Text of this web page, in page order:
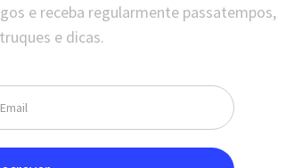
e receba regularmente passatempos,
e dicas.